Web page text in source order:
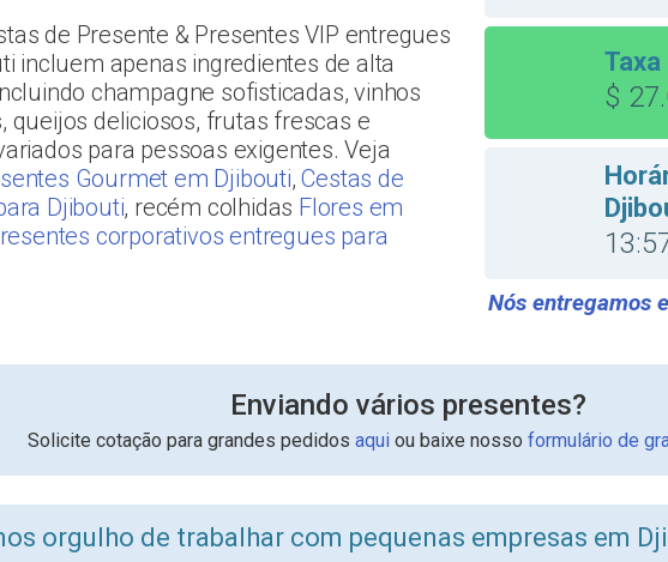
de Presente & Presentes VIP entregues
incluem apenas ingredientes de alta
champagne sofisticadas, vinhos
queijos deliciosos, frutas frescas e
para pessoas exigentes. Veja
Gourmet em Djibouti,Cestas de
Djibouti, recém colhidas Flores em
corporativos entregues para
$
Nós entregamos
Enviando vários presentes?
Solicite cotação para grandes pedidos aquiou baixe nosso formulário de
orgulho de trabalhar com pequenas empresas em